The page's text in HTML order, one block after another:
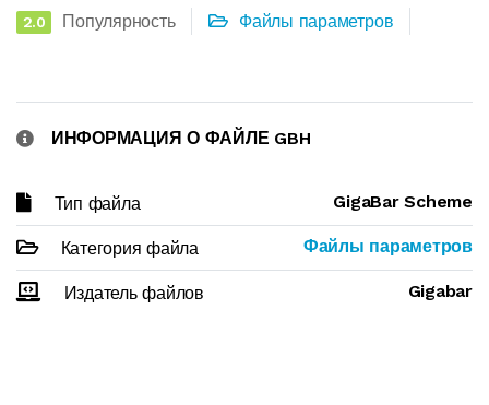
2.0 Популярность Файлы параметров
ИНФОРМАЦИЯ О ФАЙЛЕ GBH
Тип файла GigaBar Scheme
Категория файла Файлы параметров
Издатель файлов Gigabar